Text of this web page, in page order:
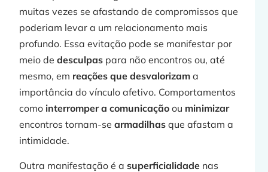
muitas vezes se afastando de compromissos que
poderiam levar a um relacionamento mais
profundo. Essa evitação pode se manifestar por
meio dedesculpas para não encontros ou, até
mesmo, em reações que desvalorizam a
importância do vínculo afetivo. Comportamentos
como interromper a comunicação ou minimizar
encontros tornam-searmadilhas que afastam a
intimidade.
Outra manifestação é asuperficialidade nas